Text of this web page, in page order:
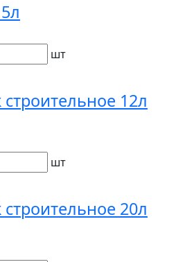
шт
12л
шт
20л